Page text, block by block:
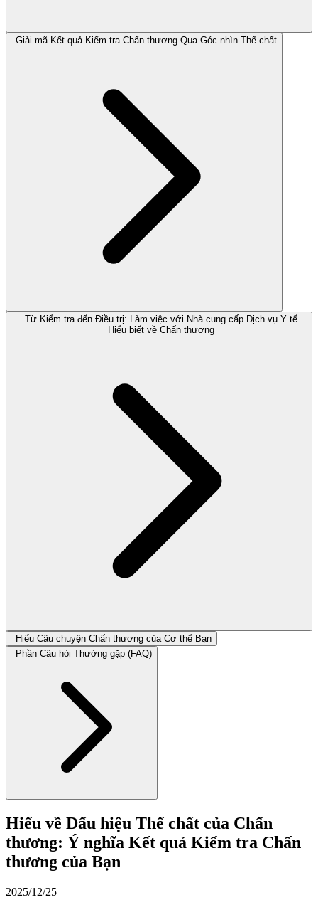
Giải mã Kết quả Kiểm tra Chấn thương Qua Góc nhìn Thể chất
Từ Kiểm tra đến Điều trị: Làm việc với Nhà cung cấp Dịch vụ Y tế
Hiểu biết về Chấn thương
Hiểu Câu chuyện Chấn thương của Cơ thể Bạn
Phần Câu hỏi Thường gặp (FAQ)
Hiểu về Dấu hiệu Thể chất của Chấn
thương: Ý nghĩa Kết quả Kiểm tra Chấn
thương của Bạn
2025/12/25